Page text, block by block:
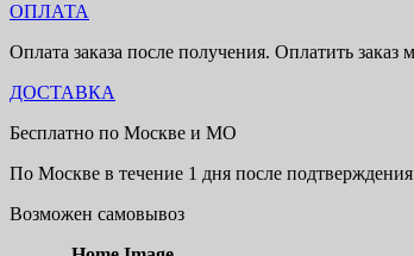
ОПЛАТА
Оплата заказа после получения. Оплатить
ДОСТАВКА
Бесплатно по Москве и МО
По Москве в течение 1 дня после подтверждения
Возможен самовывоз